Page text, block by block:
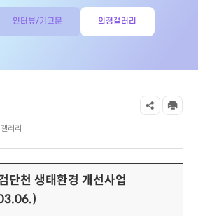
인터뷰/기고문 의정갤러리
러리
단천 생태환경 개선사업